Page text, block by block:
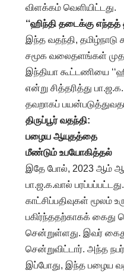
விளக்கம் வெளியிட்டது.
‘‘ஹிந்தி தடைக்கு எந்தத்
இந்த வதந்தி, தமிழ்நாடு
சமூக வலைதளங்கள்
இந்தியா கூட்டணியை
என்று சித்தரித்து
தவறாகப்
திருப்பூர் வதந்தி:
பழைய ஆயுதத்தை
மீண்டும் உபயோகித்தல்
இதே போல், 2023 ஆம்
பா.ஜ.க.வால்
காட்சிப்பதிவுகள் மூலம்
பகிர்ந்ததற்காகக் கைது
சென்றுள்ளது. இவர்
சென்றுவிட்டார். அந்த நபர்
இப்போது, இந்த பழைய